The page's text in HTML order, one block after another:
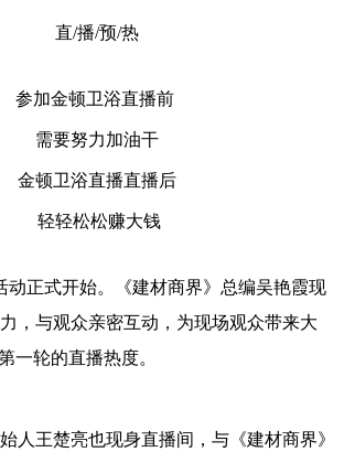
直/播/预/热
参加金顿卫浴直播前
需要努力加油干
金顿卫浴直播直播后
轻轻松松赚大钱
动正式开始。《建材商界》总编吴艳霞现
，与观众亲密互动，为现场观众带来大
一轮的直播热度。
人王楚亮也现身直播间，与《建材商界》